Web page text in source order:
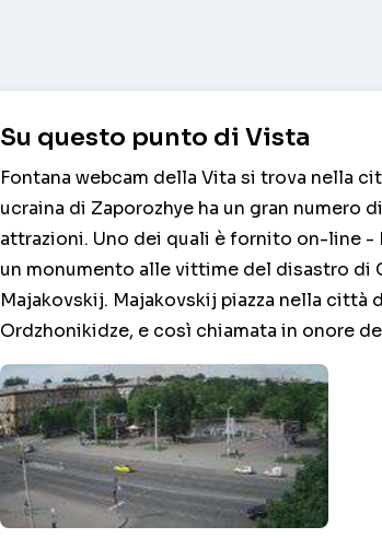
Su questo punto di Vista
Fontana webcam della Vita si trova nella
ucraina di Zaporozhye ha un gran numero
attrazioni. Uno dei quali è fornito on-line -
un monumento alle vittime del disastro di
Majakovskij. Majakovskij piazza nella città
Ordzhonikidze, e così chiamata in onore